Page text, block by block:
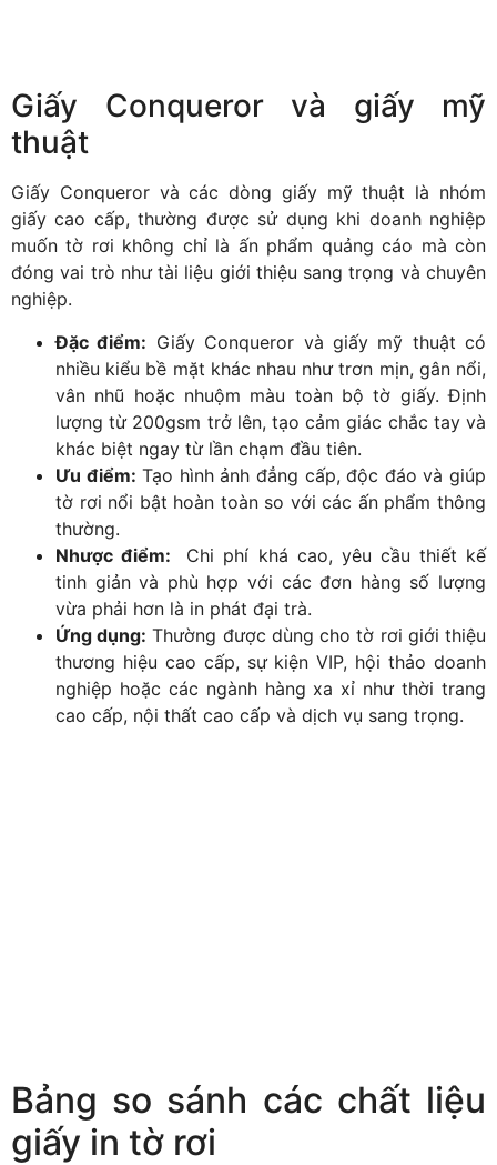
Giấy Conqueror và giấy mỹ
thuật
Giấy Conqueror và các dòng giấy mỹ thuật là nhóm
giấy cao cấp, thường được sử dụng khi doanh nghiệp
muốn tờ rơi không chỉ là ấn phẩm quảng cáo mà còn
đóng vai trò như tài liệu giới thiệu sang trọng và chuyên
nghiệp.
Đặc điểm: Giấy Conqueror và giấy mỹ thuật có
nhiều kiểu bề mặt khác nhau như trơn mịn, gân nổi,
vân nhũ hoặc nhuộm màu toàn bộ tờ giấy. Định
lượng từ 200gsm trở lên, tạo cảm giác chắc tay và
khác biệt ngay từ lần chạm đầu tiên.
Ưu điểm: Tạo hình ảnh đẳng cấp, độc đáo và giúp
tờ rơi nổi bật hoàn toàn so với các ấn phẩm thông
thường.
Nhược điểm: Chi phí khá cao, yêu cầu thiết kế
tinh giản và phù hợp với các đơn hàng số lượng
vừa phải hơn là in phát đại trà.
Ứng dụng: Thường được dùng cho tờ rơi giới thiệu
thương hiệu cao cấp, sự kiện VIP, hội thảo doanh
nghiệp hoặc các ngành hàng xa xỉ như thời trang
cao cấp, nội thất cao cấp và dịch vụ sang trọng.
Bảng so sánh các chất liệu
giấy in tờ rơi